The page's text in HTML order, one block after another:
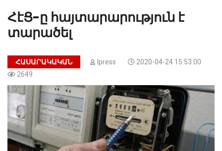
ՀէՑ-ը հայտարարություն է
տարածել
ՀԱՍԱՐԱԿԱԿԱՆ Ipress
2020-04-24 15:53:00
2649